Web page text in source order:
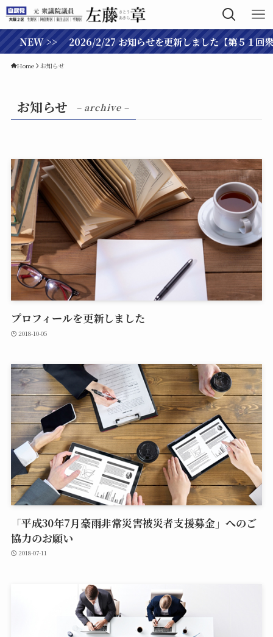
NEW >> 2026/2/27 お知らせを更新しました【第５１回衆議
Home お知らせ
お知らせ – archive –
プロフィールを更新しました
2018-10-05
「平成30年7月豪雨非常災害被災者支援募金」へのご
協力のお願い
2018-07-11